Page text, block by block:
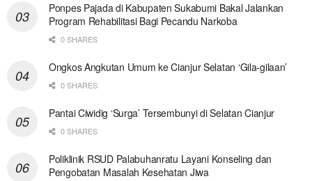
Ponpes Pajada di Kabupaten Sukabumi Bakal Jalankan
Program Rehabilitasi Bagi Pecandu Narkoba
0 SHARES
Ongkos Angkutan Umum ke Cianjur Selatan ‘Gila-gilaan’
0 SHARES
Pantai Ciwidig ‘Surga’ Tersembunyi di Selatan Cianjur
0 SHARES
Poliklinik RSUD Palabuhanratu Layani Konseling dan
Pengobatan Masalah Kesehatan Jiwa